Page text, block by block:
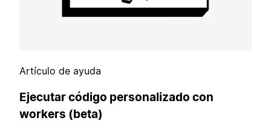
Artículo de ayuda
Ejecutar código personalizado con
workers (beta)